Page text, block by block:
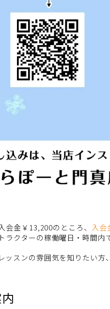
金￥13,200のところ、 入会
ラクターの稼働曜日・時間
ッスンの雰囲気を知りたい